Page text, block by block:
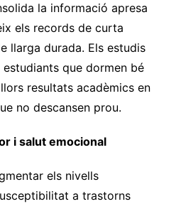
la informació apresa
els records de curta
llarga durada. Els estudis
que dormen bé
resultats acadèmics en
no descansen prou.
i salut emocional
els nivells
a trastorns